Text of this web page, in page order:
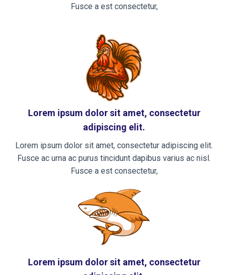
Fusce a est consectetur,
Lorem ipsum dolor sit amet, consectetur
adipiscing elit.
Lorem ipsum dolor sit amet, consectetur adipiscing elit.
Fusce ac urna ac purus tincidunt dapibus varius ac nisl.
Fusce a est consectetur,
Lorem ipsum dolor sit amet, consectetur